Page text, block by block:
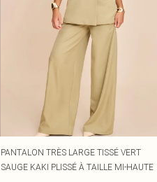
PANTALON TRÈS LARGE TISSÉ VERT
SAUGE KAKI PLISSÉ À TAILLE MI-HAUTE